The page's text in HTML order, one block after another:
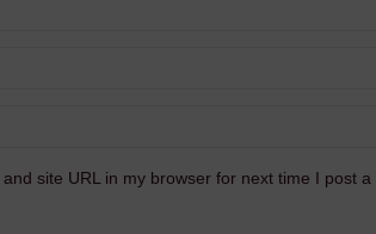
site URL in my browser for next time I post a